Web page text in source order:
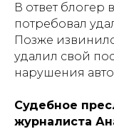
В ответ блогер
потребовал
Позже
удалил свой
нарушения
Судебное
журналиста